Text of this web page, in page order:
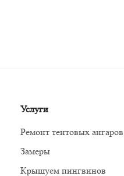
Услуги
Ремонт тентовых ангаров
Замеры
Крышуем пингвинов